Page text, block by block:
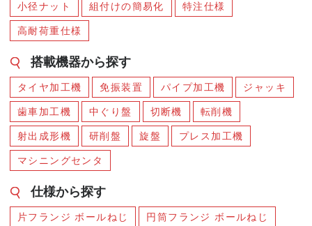
小径ナット 組付けの簡易化 特注仕様
高耐荷重仕様
搭載機器から探す
タイヤ加工機 免振装置 パイプ加工機 ジャッキ
歯車加工機 中ぐり盤 切断機 転削機
射出成形機 研削盤 旋盤 プレス加工機
マシニングセンタ
仕様から探す
片フランジ ボールねじ 円筒フランジ ボールねじ